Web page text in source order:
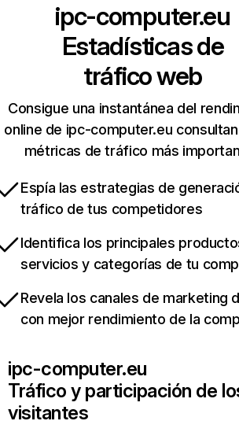
ipc-computer.eu
Estadísticas de
tráfico web
Consigue una instantánea del
online de ipc-computer.eu
métricas de tráfico más
Espía las estrategias de
tráfico de tus competidores
Identifica los principales
servicios y categorías de tu
Revela los canales de marketing
con mejor rendimiento de la
ipc-computer.eu
Tráfico y participación de
visitantes